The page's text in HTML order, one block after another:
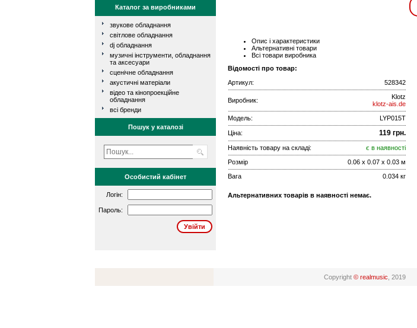
Каталог за виробниками
звукове обладнання
світлове обладнання
dj обладнання
музичні інструменти, обладнання
та аксесуари
сценічне обладнання
акустичні матеріали
відео та кінопроекційне
обладнання
всі бренди
Пошук у каталозі
Особистий кабінет
Логін:
Пароль:
Опис і характеристики
Альтернативні товари
Всі товари виробника
Відомості про товар:
Артикул:
528342
Виробник:
Klotz
klotz-ais.de
Модель:
LYP015T
Ціна: 119 грн.
Наявність товару на складі:
є в наявності
Розмір
0.06 x 0.07 x 0.03 м
Вага
0.034 кг
Альтернативних товарів в наявності немає.
Copyright © realmusic , 2019